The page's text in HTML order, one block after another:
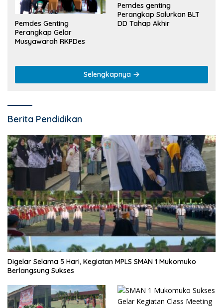
Pemdes Genting
Perangkap Gelar
Musyawarah RKPDes
Pemdes genting
Perangkap Salurkan BLT
DD Tahap Akhir
Selengkapnya
Berita Pendidikan
Digelar Selama 5 Hari, Kegiatan MPLS SMAN 1 Mukomuko
Berlangsung Sukses